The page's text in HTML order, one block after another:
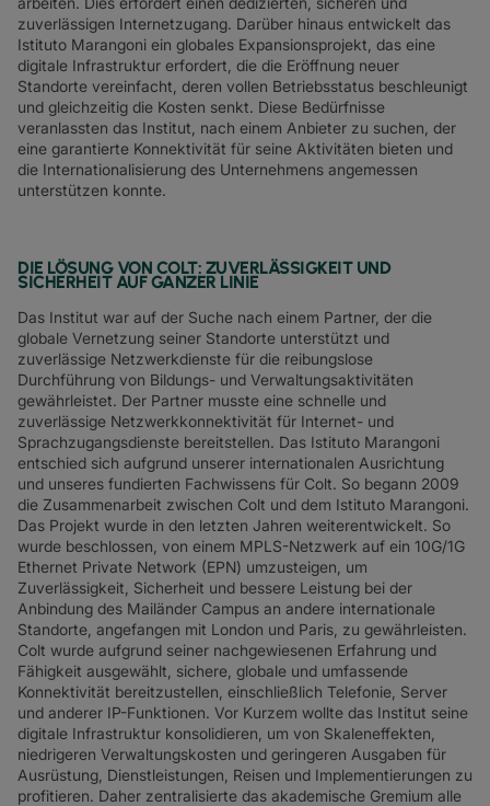
zuverlässigen Internetzugang. Darüber hinaus entwickelt das
Istituto Marangoni ein globales Expansionsprojekt, das eine
digitale Infrastruktur erfordert, die die Eröffnung neuer
Standorte vereinfacht, deren vollen Betriebsstatus beschleunigt
und gleichzeitig die Kosten senkt. Diese Bedürfnisse
veranlassten das Institut, nach einem Anbieter zu suchen, der
eine garantierte Konnektivität für seine Aktivitäten bieten und
die Internationalisierung des Unternehmens angemessen
unterstützen konnte.
DIE LÖSUNG VON COLT: ZUVERLÄSSIGKEIT UND
SICHERHEIT AUF GANZER LINIE
Das Institut war auf der Suche nach einem Partner, der die
globale Vernetzung seiner Standorte unterstützt und
zuverlässige Netzwerkdienste für die reibungslose
Durchführung von Bildungs- und Verwaltungsaktivitäten
gewährleistet. Der Partner musste eine schnelle und
zuverlässige Netzwerkkonnektivität für Internet- und
Sprachzugangsdienste bereitstellen. Das Istituto Marangoni
entschied sich aufgrund unserer internationalen Ausrichtung
und unseres fundierten Fachwissens für Colt. So begann 2009
die Zusammenarbeit zwischen Colt und dem Istituto Marangoni.
Das Projekt wurde in den letzten Jahren weiterentwickelt. So
wurde beschlossen, von einem MPLS-Netzwerk auf ein 10G/1G
Ethernet Private Network (EPN) umzusteigen, um
Zuverlässigkeit, Sicherheit und bessere Leistung bei der
Anbindung des Mailänder Campus an andere internationale
Standorte, angefangen mit London und Paris, zu gewährleisten.
Colt wurde aufgrund seiner nachgewiesenen Erfahrung und
Fähigkeit ausgewählt, sichere, globale und umfassende
Konnektivität bereitzustellen, einschließlich Telefonie, Server
und anderer IP-Funktionen. Vor Kurzem wollte das Institut seine
digitale Infrastruktur konsolidieren, um von Skaleneffekten,
niedrigeren Verwaltungskosten und geringeren Ausgaben für
Ausrüstung, Dienstleistungen, Reisen und Implementierungen zu
profitieren. Daher zentralisierte das akademische Gremium alle